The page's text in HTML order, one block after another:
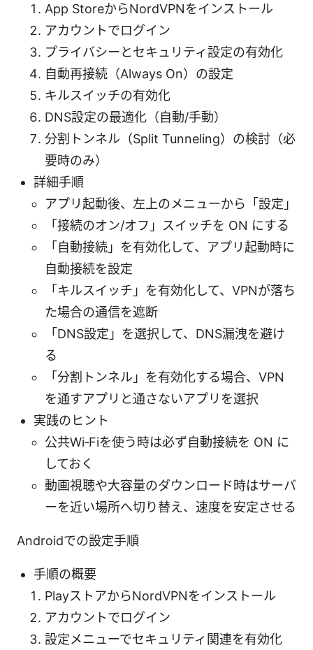
App StoreからNordVPNをインストール
アカウントでログイン
プライバシーとセキュリティ設定の有効化
自動再接続（Always On）の設定
キルスイッチの有効化
DNS設定の最適化（自動/手動）
分割トンネル（Split Tunneling）の検討（必
要時のみ）
詳細手順
アプリ起動後、左上のメニューから「設定」
「接続のオン/オフ」スイッチを ON にする
「自動接続」を有効化して、アプリ起動時に
自動接続を設定
「キルスイッチ」を有効化して、VPNが落ち
た場合の通信を遮断
「DNS設定」を選択して、DNS漏洩を避け
る
「分割トンネル」を有効化する場合、VPN
を通すアプリと通さないアプリを選択
実践のヒント
公共Wi‑Fiを使う時は必ず自動接続を ON に
しておく
動画視聴や大容量のダウンロード時はサーバ
ーを近い場所へ切り替え、速度を安定させる
Androidでの設定手順
手順の概要
PlayストアからNordVPNをインストール
アカウントでログイン
設定メニューでセキュリティ関連を有効化